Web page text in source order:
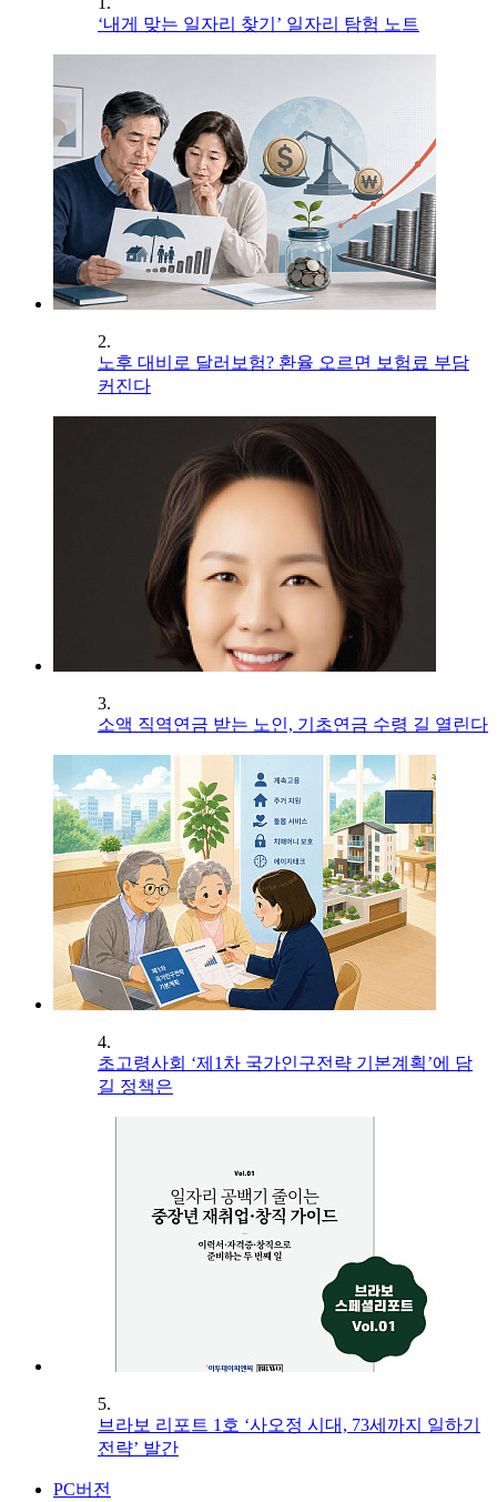
‘내게 맞는 일자리 찾기’ 일자리 탐험 노트
2.
노후 대비로 달러보험? 환율 오르면 보험료 부담
커진다
3.
소액 직역연금 받는 노인, 기초연금 수령 길 열린다
4.
초고령사회 ‘제1차 국가인구전략 기본계획’에 담
길 정책은
5.
브라보 리포트 1호 ‘사오정 시대, 73세까지 일하기
전략’ 발간
PC버전